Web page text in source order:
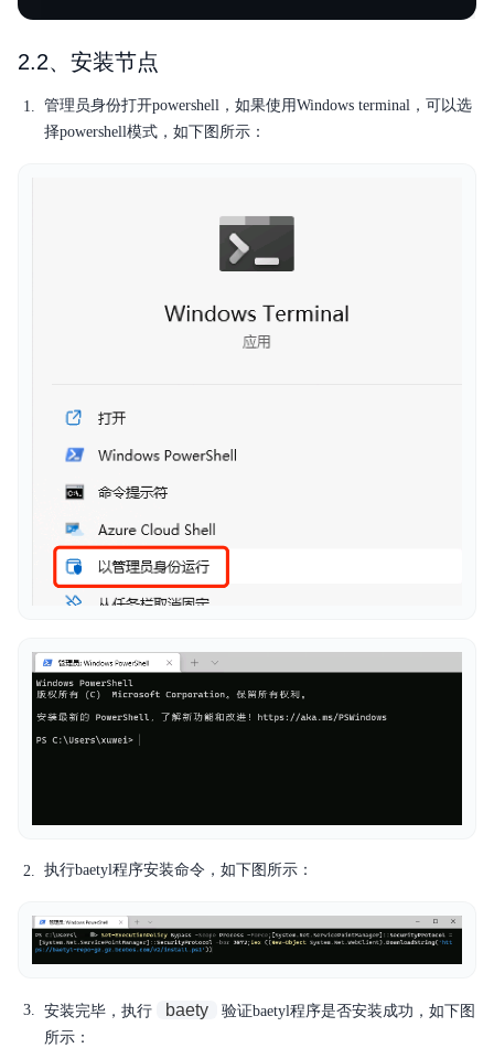
2.2、安装节点
管理员身份打开powershell，如果使用Windows terminal，可以选
择powershell模式，如下图所示：
执行baetyl程序安装命令，如下图所示：
安装完毕，执行 baety
验证baetyl程序是否安装成功，如下图
所示：